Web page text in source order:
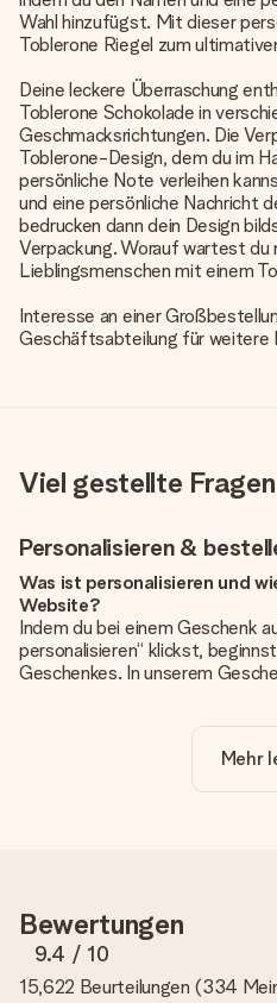
Wahl hinzufügst. Mit dieser
Toblerone Riegel zum
Deine leckere Überraschung
Toblerone Schokolade in
Geschmacksrichtungen. Die
Toblerone-Design, dem du im
persönliche Note verleihen
und eine persönliche Nachricht
bedrucken dann dein Design
Verpackung. Worauf wartest du
Lieblingsmenschen mit einem
Interesse an einer
Geschäftsabteilung für weitere
Viel gestellte Fragen
Personalisieren &
Was ist personalisieren und
Website?
Indem du bei einem Geschenk
personalisieren“ klickst,
Geschenkes. In unserem
noch eines unserer
Geschenk die perfekte
Wir möchten sicherstellen, dass
rundum zufrieden bist. Deshalb
hochwertige Fotos zu
bist, ob dein Bild die
Mehr
Bewertungen
9.4 / 10
15,622 Beurteilungen (334